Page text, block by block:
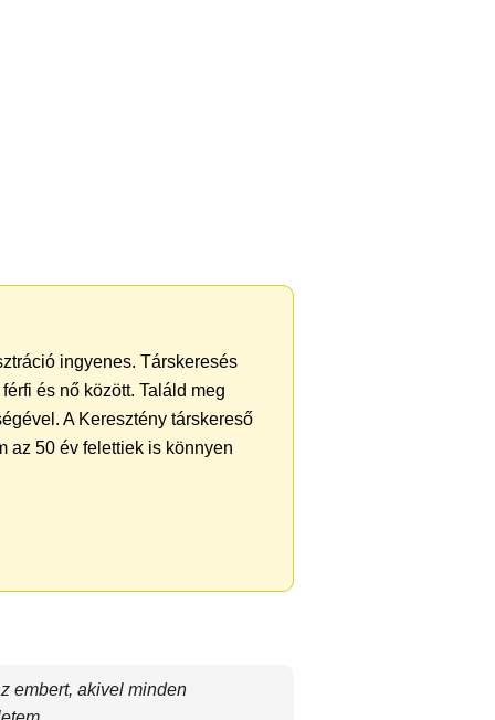
ingyenes. Társkeresés
és nő között. Találd meg
A Keresztény társkereső
az 50 év felettiek is könnyen
embert, akivel minden